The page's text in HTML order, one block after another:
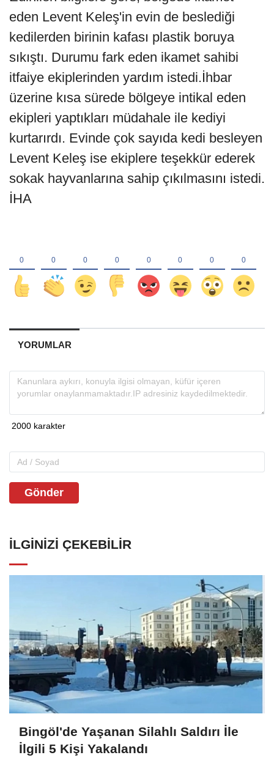
eden Levent Keleş'in evin de beslediği
kedilerden birinin kafası plastik boruya
sıkıştı. Durumu fark eden ikamet sahibi
itfaiye ekiplerinden yardım istedi.İhbar
üzerine kısa sürede bölgeye intikal eden
ekipleri yaptıkları müdahale ile kediyi
kurtarırdı. Evinde çok sayıda kedi besleyen
Levent Keleş ise ekiplere teşekkür ederek
sokak hayvanlarına sahip çıkılmasını istedi.
İHA
YORUMLAR
Gönder
İLGINIZI ÇEKEBILIR
Bingöl'de Yaşanan Silahlı Saldırı İle
İlgili 5 Kişi Yakalandı